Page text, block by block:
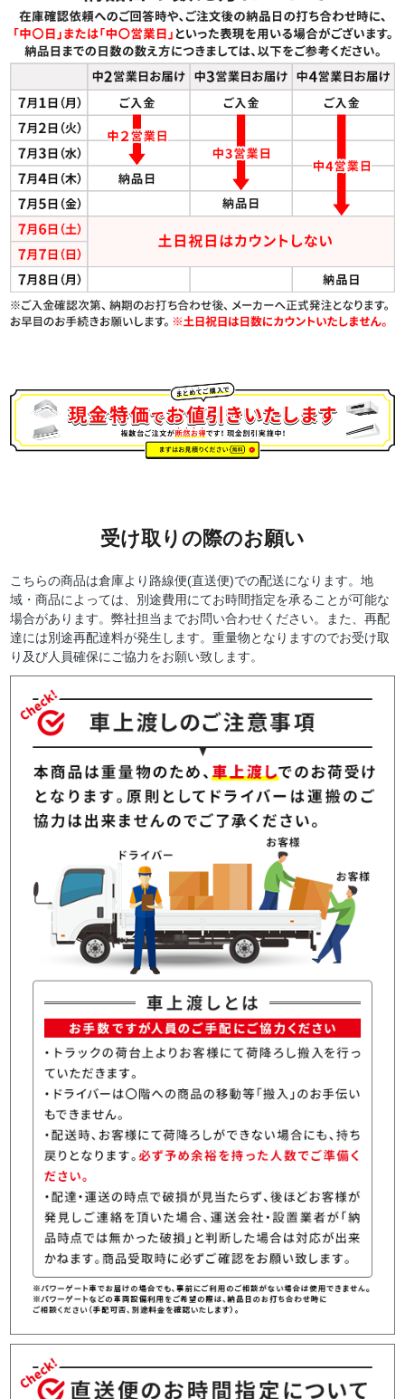
受け取りの際のお願い
こちらの商品は倉庫より路線便(直送便)での配送になります。地
域・商品によっては、別途費用にてお時間指定を承ることが可能な
場合があります。弊社担当までお問い合わせください。また、再配
達には別途再配達料が発生します。重量物となりますのでお受け取
り及び人員確保にご協力をお願い致します。